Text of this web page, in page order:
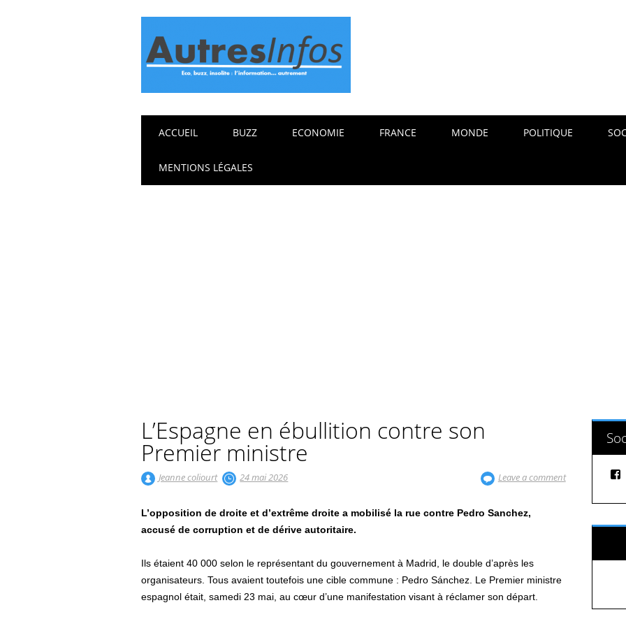
Main menu
ACCUEIL BUZZ ECONOMIE FRANCE MONDE POLITIQUE
MENTIONS LÉGALES
L’Espagne en ébullition contre son
Premier ministre
Jeanne coliourt 24 mai 2026 Leave a comment
L’opposition de droite et d’extrême droite a mobilisé la rue contre Pedro Sanchez,
accusé de corruption et de dérive autoritaire.
Ils étaient 40 000 selon le représentant du gouvernement à Madrid, le double d’après les
organisateurs. Tous avaient toutefois une cible commune : Pedro Sánchez. Le Premier ministre
espagnol était, samedi 23 mai, au cœur d’une manifestation visant à réclamer son départ.